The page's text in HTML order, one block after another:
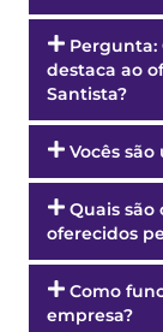
Pergunta:
destaca ao
Santista?
Vocês
Quais são
oferecidos
Como
empresa?